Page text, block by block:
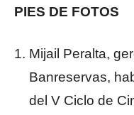
PIES DE FOTOS
Mijail Peralta,
Banreservas,
del V Ciclo de